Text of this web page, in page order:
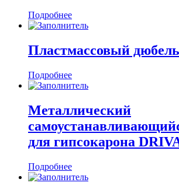
Подробнее
Пластмассовый дюбель
Подробнее
Металлический
для гипсокарона
Подробнее